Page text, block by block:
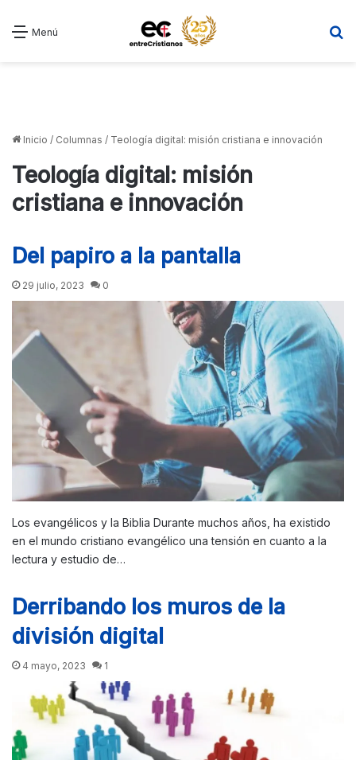
Menú
Inicio / Columnas / Teología digital: misión cristiana e innovación
Teología digital: misión
cristiana e innovación
Del papiro a la pantalla
29 julio, 2023 0
Los evangélicos y la Biblia Durante muchos años, ha existido
en el mundo cristiano evangélico una tensión en cuanto a la
lectura y estudio de…
Derribando los muros de la
división digital
4 mayo, 2023 1